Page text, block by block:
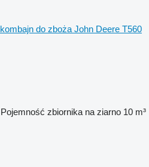
kombajn do zboża John Deere T560
Pojemność zbiornika na ziarno 10 m³